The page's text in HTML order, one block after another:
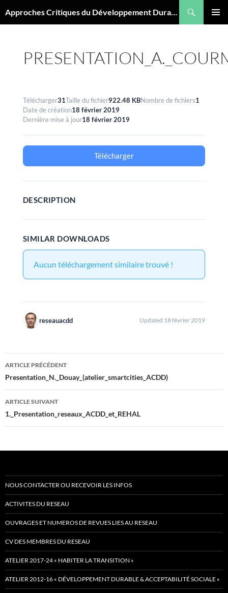
au
Approches Critiques du Développement Durable
Télécharger31Taille du fichier922.48 KBNombre de fichiers1
Date de création18 février 2019
Dernière mise à jour18 février 2019
Télécharger
DESCRIPTION
SIMILAR DOWNLOADS
Aucun téléchargement similaire trouvé !
reseauacdd Updated 18 février 2019
Navigation
des
articles
ARTICLE PRÉCÉDENT
Presentation_N._Douay_(atelier_smartcities_ACDD)
ARTICLE SUIVANT
1._Presentation_reseaux_ACDD_et_REHAL
NOUS CONTACTER OU RECEVOIR LES INFOS
ACTIVITES DU RESEAU
OUVRAGES ET NUMEROS DE REVUES LIES AU RESEAU
CV DES MEMBRES DU RESEAU
ATELIER 2017-24 « HABITER LA TRANSITION »
ATELIER 2012-16 « DÉVELOPPEMENT DURABLE & ACCEPTABILITÉ SOCIALE »